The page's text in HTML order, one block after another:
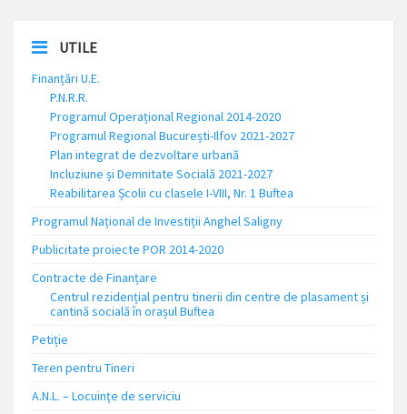
UTILE
Finanțări U.E.
P.N.R.R.
Programul Operațional Regional 2014-2020
Programul Regional București-Ilfov 2021-2027
Plan integrat de dezvoltare urbană
Incluziune și Demnitate Socială 2021-2027
Reabilitarea Școlii cu clasele I-VIII, Nr. 1 Buftea
Programul Național de Investiții Anghel Saligny
Publicitate proiecte POR 2014-2020
Contracte de Finanțare
Centrul rezidențial pentru tinerii din centre de plasament și
cantină socială în orașul Buftea
Petiție
Teren pentru Tineri
A.N.L. – Locuinţe de serviciu